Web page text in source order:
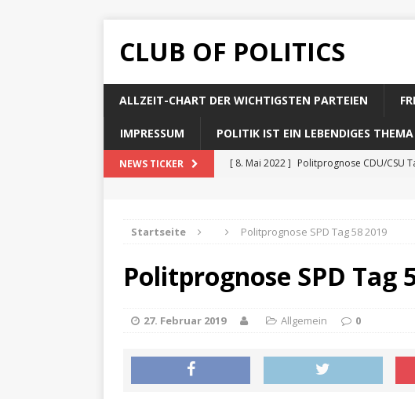
CLUB OF POLITICS
ALLZEIT-CHART DER WICHTIGSTEN PARTEIEN
IMPRESSUM POLITIK IST EIN LEBENDIGES THEMA
NEWS TICKER [ 8. Mai 2022 ] Politprognose CDU/CSU
[ 8. Mai 2022 ]
Politprognose
Startseite Politprognose SPD Tag 58 2019
Politprognose SPD Tag
27. Februar 2019 Allgemein 0